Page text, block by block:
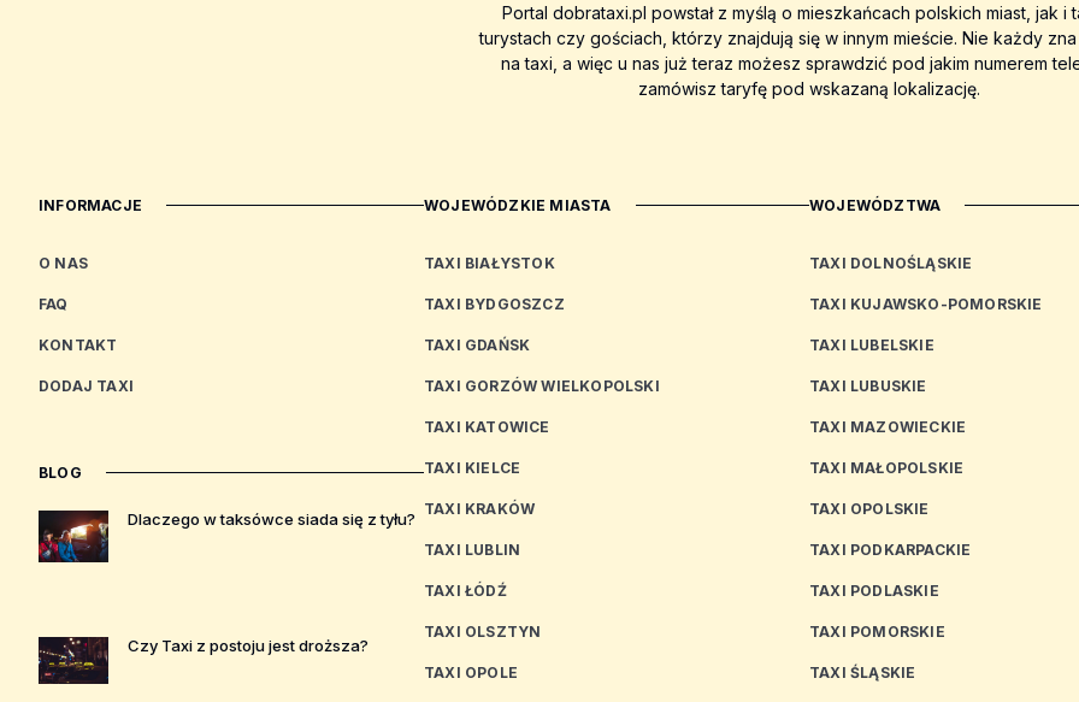
Portal dobrataxi.pl powstał z myślą o mieszkańcach polskich miast, jak i
turystach czy gościach, którzy znajdują się w innym mieście. Nie każdy
na taxi, a więc u nas już teraz możesz sprawdzić pod jakim numerem
zamówisz taryfę pod wskazaną lokalizację.
INFORMACJE
O NAS
FAQ
KONTAKT
DODAJ TAXI
BLOG
Dlaczego w taksówce siada się z tyłu?
Czy Taxi z postoju jest droższa?
WOJEWÓDZKIE MIASTA
TAXI BIAŁYSTOK
TAXI BYDGOSZCZ
TAXI GDAŃSK
TAXI GORZÓW WIELKOPOLSKI
TAXI KATOWICE
TAXI KIELCE
TAXI KRAKÓW
TAXI LUBLIN
TAXI ŁÓDŹ
TAXI OLSZTYN
TAXI OPOLE
WOJEWÓDZTWA
TAXI DOLNOŚLĄSKIE
TAXI KUJAWSKO-POMORSKIE
TAXI LUBELSKIE
TAXI LUBUSKIE
TAXI MAZOWIECKIE
TAXI MAŁOPOLSKIE
TAXI OPOLSKIE
TAXI PODKARPACKIE
TAXI PODLASKIE
TAXI POMORSKIE
TAXI ŚLĄSKIE